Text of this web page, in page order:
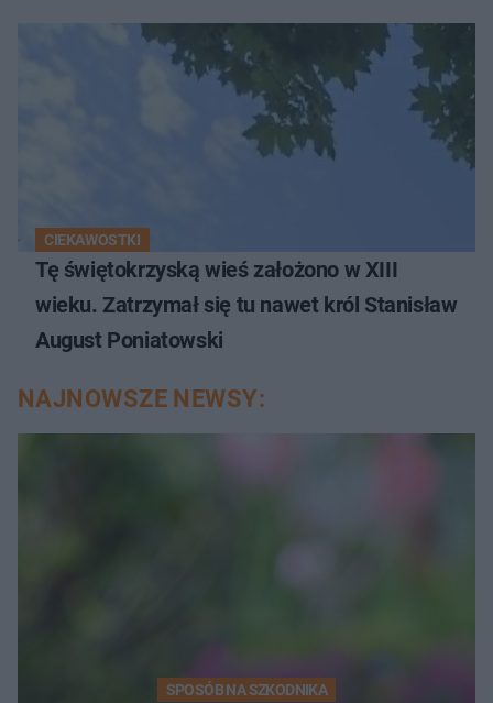
CIEKAWOSTKI
Tę świętokrzyską wieś założono w XIII
wieku. Zatrzymał się tu nawet król Stanisław
August Poniatowski
NAJNOWSZE NEWSY:
SPOSÓB NA SZKODNIKA